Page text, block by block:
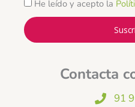
He leído y acepto la
Contacta
91